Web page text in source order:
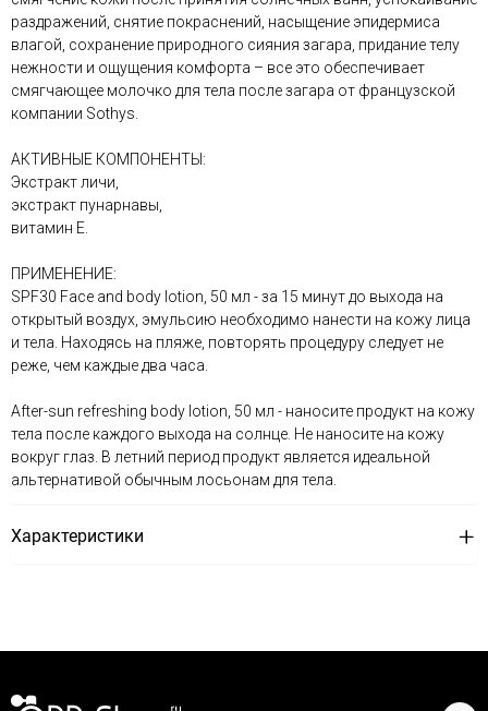
раздражений, снятие покраснений, насыщение эпидермиса
влагой, сохранение природного сияния загара, придание телу
нежности и ощущения комфорта – все это обеспечивает
смягчающее молочко для тела после загара от французской
компании Sothys.
АКТИВНЫЕ КОМПОНЕНТЫ:
Экстракт личи,
экстракт пунарнавы,
витамин Е.
ПРИМЕНЕНИЕ:
SPF30 Face and body lotion, 50 мл - за 15 минут до выхода на
открытый воздух, эмульсию необходимо нанести на кожу лица
и тела. Находясь на пляже, повторять процедуру следует не
реже, чем каждые два часа.
After-sun refreshing body lotion, 50 мл - наносите продукт на кожу
тела после каждого выхода на солнце. Не наносите на кожу
вокруг глаз. В летний период продукт является идеальной
альтернативой обычным лосьонам для тела.
Характеристики